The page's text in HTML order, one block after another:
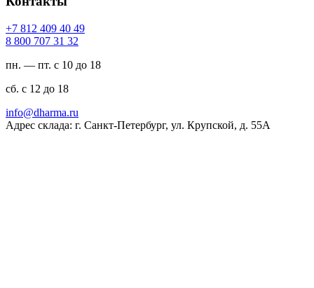
94 04 904 218 7+
23 13 707 008 8
пн. — пт. с 10 до 18
сб. с 12 до 18
ur.amrahd@ofni
Адрес склада: г. Санкт-Петербург, ул. Крупской, д. 55А